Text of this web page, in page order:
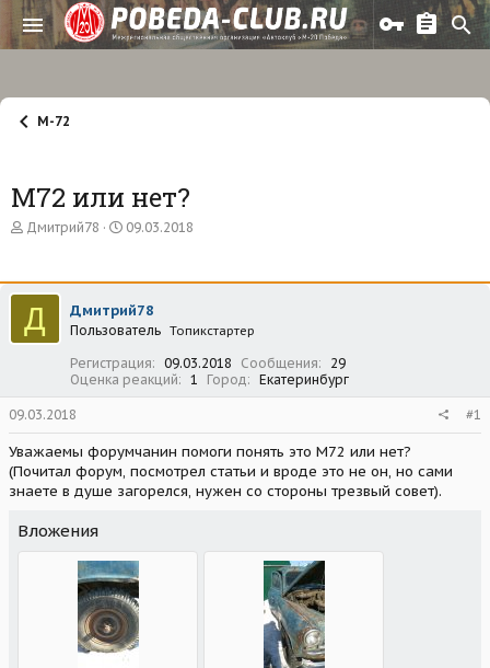
М-72
М72 или нет?
А
о
р
т
е
Дмитрий78
Д
а
а
ч
л
а
09.03.2018
Д Дмитрий78
Пользователь Топикстартер
Регистрация 09.03.2018 Сообщения
29
Оценка реакций
1 Город Екатеринбург
09.03.2018 #1
Уважаемы форумчанин помоги понять это М72 или нет?
(Почитал форум, посмотрел статьи и вроде это не он, но сами
знаете в душе загорелся, нужен со стороны трезвый совет).
Вложения